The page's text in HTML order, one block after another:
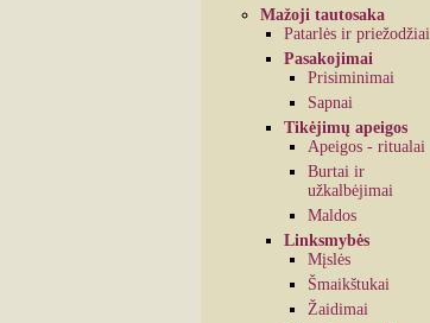
Mažoji tautosaka
Patarlės ir priežodžiai
Pasakojimai
Prisiminimai
Sapnai
Tikėjimų apeigos
Apeigos - ritualai
Burtai ir
užkalbėjimai
Maldos
Linksmybės
Mįslės
Šmaikštukai
Žaidimai